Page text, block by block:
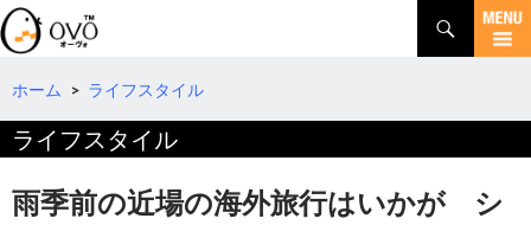
検
索
コ
テ
ツ
へ
移
動
ホーム > ライフスタイル
ライフスタイル
雨季前の近場の海外旅行はいかが シ